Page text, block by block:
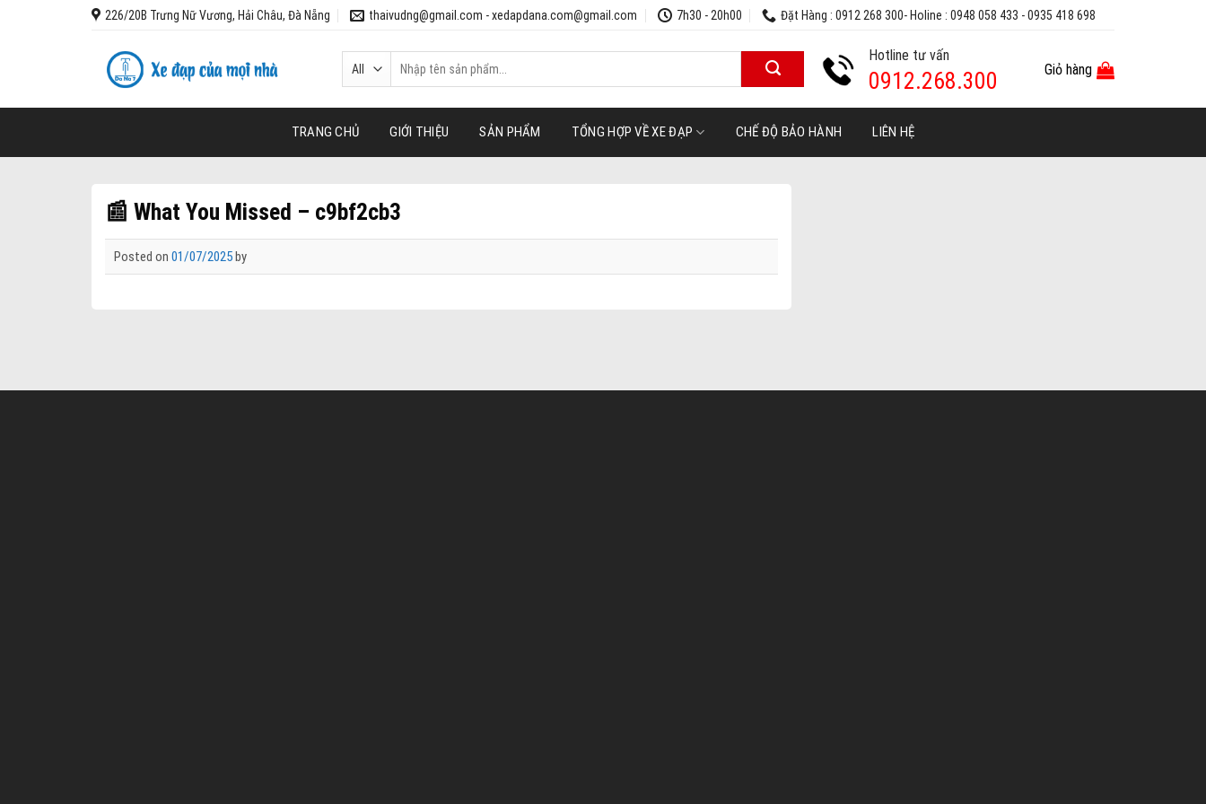
226/20B Trưng Nữ Vương, Hải Châu, Đà Nẵng thaivudng@gmail.com - xedapdana.com@gmail.com 7h30 - 20h00 Đặt Hàng : 0912 268 300- Holine : 0948 058 433 - 0935 418 698
Tìm
kiếm:
Hotline tư vấn
0912.268.300 Giỏ hàng
TRANG CHỦ GIỚI THIỆU SẢN PHẨM TỔNG HỢP VỀ XE ĐẠP CHẾ ĐỘ BẢO HÀNH LIÊN HỆ
📰 What You Missed – c9bf2cb3
Posted on 01/07/2025by